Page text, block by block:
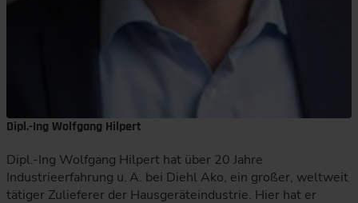
Dipl.-Ing Wolfgang Hilpert
Dipl.-Ing Wolfgang Hilpert hat über 20 Jahre
Industrieerfahrung u. A. bei Diehl Ako, ein großer, weltweit
tätiger Zulieferer der Hausgeräteindustrie. Hier hat er